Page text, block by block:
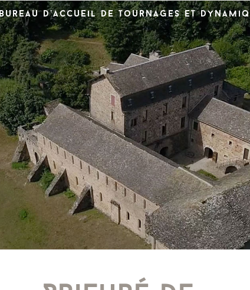
Bureau d’accueil de tournages et